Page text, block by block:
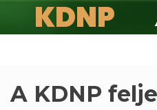
KDNP
A családokért.
A KDNP